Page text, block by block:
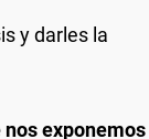
y darles la
exponemos